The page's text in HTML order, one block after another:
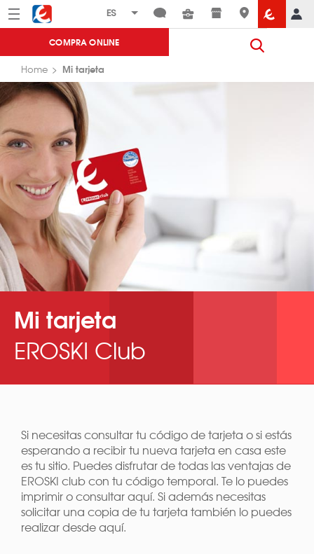
Menú Eroski
COMPRA ONLINE
Home Mi tarjeta
Mi tarjeta
EROSKI Club
Si necesitas consultar tu código de tarjeta o si estás
esperando a recibir tu nueva tarjeta en casa este
es tu sitio. Puedes disfrutar de todas las ventajas de
EROSKI club con tu código temporal. Te lo puedes
imprimir o consultar aquí. Si además necesitas
solicitar una copia de tu tarjeta también lo puedes
realizar desde aquí.